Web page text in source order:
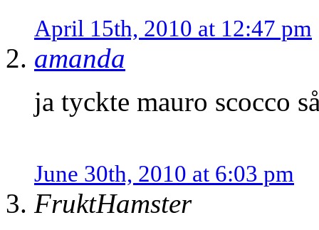
April 15th, 2010 at 12:47 pm
amanda
ja tyckte mauro scocco
June 30th, 2010 at 6:03 pm
FruktHamster